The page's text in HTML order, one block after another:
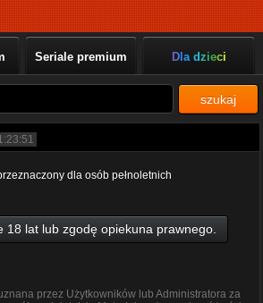
Seriale premium Dla dzieci
szukaj
dla osób pełnoletnich
18 lat lub zgodę opiekuna prawnego.
przez Użytkowników lub Administratora za